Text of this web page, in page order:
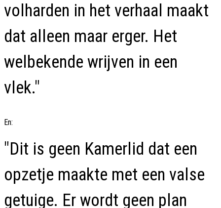
volharden in het verhaal maakt
dat alleen maar erger. Het
welbekende wrijven in een
vlek."
En:
"Dit is geen Kamerlid dat een
opzetje maakte met een valse
getuige. Er wordt geen plan